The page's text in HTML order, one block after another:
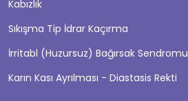
Kabızlık
Sıkışma Tip İdrar Kaçırma
İrritabl (Huzursuz) Bağırsak Sendromu
Karın Kası Ayrılması - Diastasis Rekti